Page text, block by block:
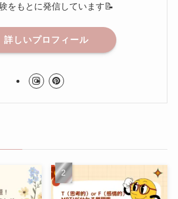
をもとに発信しています📝
詳しいプロフィール